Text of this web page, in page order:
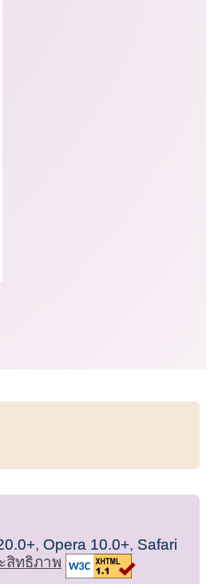
, Opera 10.0+, Safari
สิทธิภาพ